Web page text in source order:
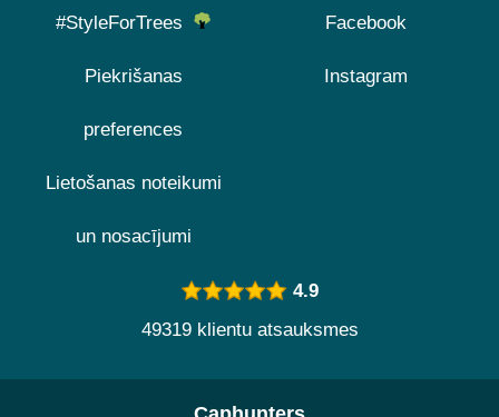
#StyleForTrees
Piekrišanas
preferences
Lietošanas noteikumi
un nosacījumi
Facebook
Instagram
4.9
49319 klientu atsauksmes